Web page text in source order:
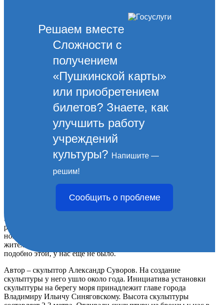
Решаем вместе
Сложности с
получением
«Пушкинской карты»
или приобретением
билетов? Знаете, как
улучшить работу
учреждений
культуры? Напишите —
решим!
Сообщить о проблеме
Скульптура морячки
Скульптура морячки
В августе 2010 г. на набережной, напротив крейсера «Михаил
Кутузов» была установлена бронзовая скульптура женщины с
ребенком на руках. В скульптуре воплощен образ
новороссиянки, ждущей своего моряка. У нас каждый второй
житель так или иначе, связан с морем. Скульптуры же,
подобно этой, у нас еще не было.
Автор – скульптор Александр Суворов. На создание
скульптуры у него ушло около года. Инициатива установки
скульптуры на берегу моря принадлежит главе города
Владимиру Ильичу Синяговскому. Высота скульптуры